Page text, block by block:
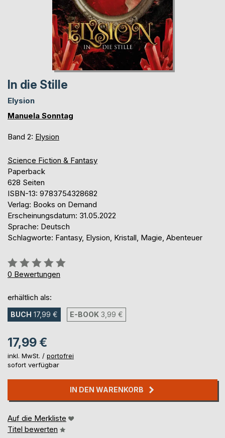
In die Stille
Elysion
Manuela Sonntag
Band 2: Elysion
Science Fiction & Fantasy
Paperback
628 Seiten
ISBN-13: 9783754328682
Verlag: Books on Demand
Erscheinungsdatum: 31.05.2022
Sprache: Deutsch
Schlagworte: Fantasy, Elysion, Kristall, Magie, Abenteuer
Bewertung::
0%
0 Bewertungen
erhältlich als:
BUCH 17,99 € E-BOOK 3,99 €
17,99 €
inkl. MwSt. / portofrei
sofort verfügbar
IN DEN WARENKORB
Auf die Merkliste
Titel bewerten